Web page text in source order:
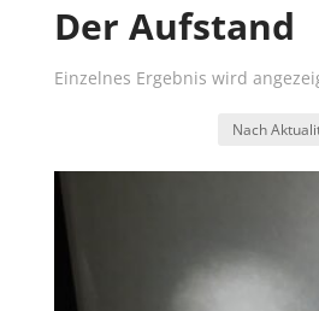
Der Aufstand
Einzelnes Ergebnis wird